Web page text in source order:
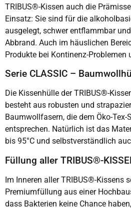
TRIBUS®-Kissen auch die
Einsatz: Sie sind für die
ausgelegt, schwer entflammbar
Abbrand. Auch im häuslichen
Produkte bei Kontinenz-Problemen
Serie CLASSIC –
Die Kissenhülle der TRIBUS®-
besteht aus robusten und
Baumwollfasern, die dem Öko-Tex-
entsprechen. Natürlich ist das
bis 95°C und selbstverständlich
Füllung aller TRIBUS®-
Im Inneren aller TRIBUS®-Kissens
Premiumfüllung aus einer
dass Bakterien keine Chance